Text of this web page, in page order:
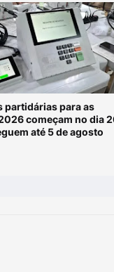
partidárias para as
começam no dia
até 5 de agosto